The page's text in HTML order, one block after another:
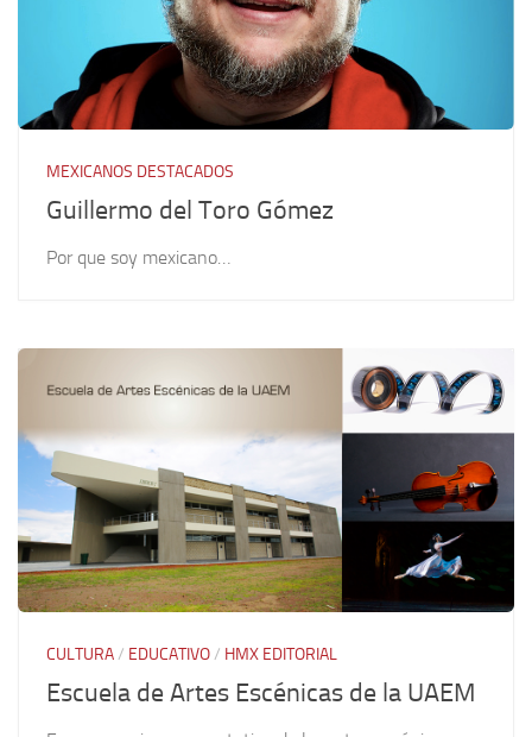
MEXICANOS DESTACADOS
Guillermo del Toro Gómez
Por que soy mexicano…
CULTURA/ EDUCATIVO/ HMX EDITORIAL
Escuela de Artes Escénicas de la UAEM